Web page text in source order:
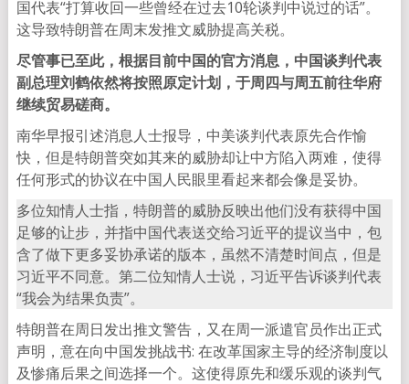
国代表“打算收回一些曾经在过去10轮谈判中说过的话”。
这导致特朗普在周末发推文威胁提高关税。
尽管事已至此，根据目前中国的官方消息，中国谈判代表
副总理刘鹤依然将按照原定计划，于周四与周五前往华府
继续贸易磋商。
南华早报引述消息人士报导，中美谈判代表原先合作愉
快，但是特朗普突如其来的威胁却让中方陷入两难，使得
任何形式的协议在中国人民眼里看起来都会像是妥协。
多位知情人士指，特朗普的威胁反映出他们没有获得中国
足够的让步，并指中国代表送交给习近平的提议当中，包
含了做下更多妥协承诺的版本，虽然不清楚时间点，但是
习近平不同意。第二位知情人士说，习近平告诉谈判代表
“我会为结果负责”。
特朗普在周日发出推文警告，又在周一派遣官员作出正式
声明，意在向中国发挑战书: 在改革国家主导的经济制度以
及惨痛后果之间选择一个。这使得原先和缓乐观的谈判气